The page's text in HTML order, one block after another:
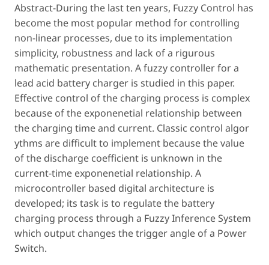
Abstract-During the last ten years, Fuzzy Control has
become the most popular method for controlling
non-linear processes, due to its implementation
simplicity, robustness and lack of a rigurous
mathematic presentation. A fuzzy controller for a
lead acid battery charger is studied in this paper.
Effective control of the charging process is complex
because of the exponenetial relationship between
the charging time and current. Classic control algor
ythms are difficult to implement because the value
of the discharge coefficient is unknown in the
current-time exponenetial relationship. A
microcontroller based digital architecture is
developed; its task is to regulate the battery
charging process through a Fuzzy Inference System
which output changes the trigger angle of a Power
Switch.